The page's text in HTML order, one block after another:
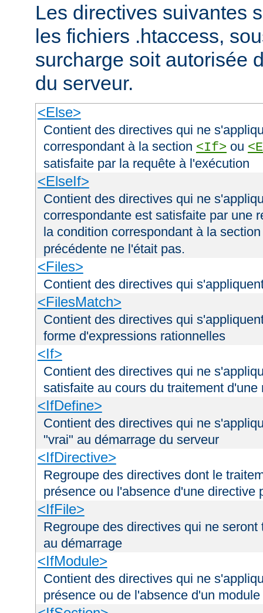
Les directives suivantes
les fichiers .htaccess,
surcharge soit autorisée
du serveur.
<Else>
Contient des directives qui ne
correspondant à la section <If> ou
satisfaite par la requête à l'exécution
<ElseIf>
Contient des directives qui ne
correspondante est satisfaite par une
la condition correspondant à la
précédente ne l'était pas.
<Files>
Contient des directives qui
<FilesMatch>
Contient des directives qui
forme d'expressions rationnelles
<If>
Contient des directives qui ne
satisfaite au cours du traitement d'une
<IfDefine>
Contient des directives qui ne
"vrai" au démarrage du serveur
<IfDirective>
Regroupe des directives dont le
présence ou l'absence d'une directive
<IfFile>
Regroupe des directives qui ne
au démarrage
<IfModule>
Contient des directives qui ne
présence ou de l'absence d'un